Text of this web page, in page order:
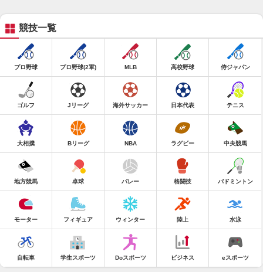
競技一覧
プロ野球 プロ野球(2軍) MLB 高校野球 侍ジャパン
ゴルフ Jリーグ 海外サッカー 日本代表 テニス
大相撲 Bリーグ NBA ラグビー 中央競馬
地方競馬 卓球 バレー 格闘技 バドミントン
モーター フィギュア ウィンター 陸上 水泳
自転車 学生スポーツ Doスポーツ ビジネス eスポーツ